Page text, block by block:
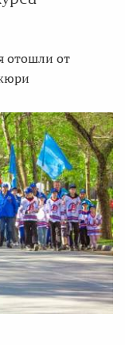
отошли от